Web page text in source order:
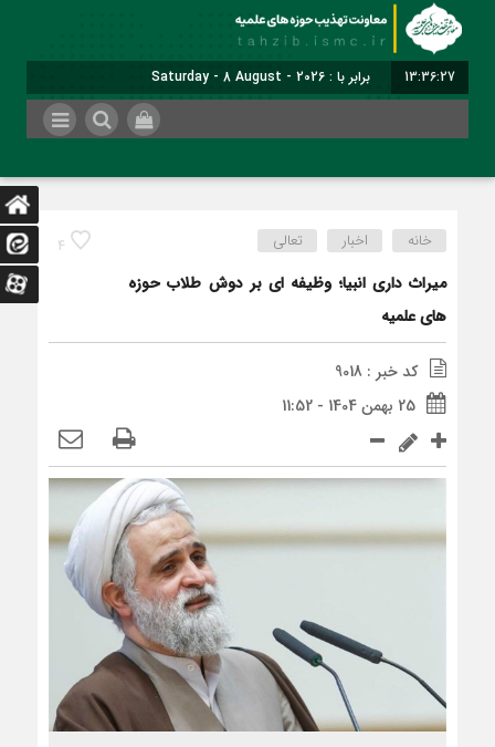
13:36:27 برابر با : Saturday - 8 August - 2026
4 خانه اخبار تعالی
میراث داری انبیا؛ وظیفه ای بر دوش طلاب حوزه
های علمیه
کد خبر : 9018
25 بهمن 1404 - 11:52